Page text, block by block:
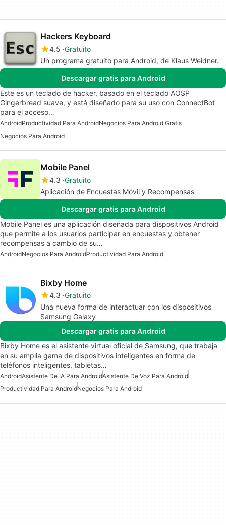
Hackers Keyboard
4.5 Gratuito
Un programa gratuito para Android, de Klaus Weidner.
Descargar gratis para Android
Este es un teclado de hacker, basado en el teclado AOSP
Gingerbread suave, y está diseñado para su uso con ConnectBot
para el acceso…
AndroidProductividad Para AndroidNegocios Para Android Gratis
Negocios Para Android
Mobile Panel
4.3 Gratuito
Aplicación de Encuestas Móvil y Recompensas
Descargar gratis para Android
Mobile Panel es una aplicación diseñada para dispositivos Android
que permite a los usuarios participar en encuestas y obtener
recompensas a cambio de su…
AndroidNegocios Para AndroidProductividad Para Android
Bixby Home
4.3 Gratuito
Una nueva forma de interactuar con los dispositivos
Samsung Galaxy
Descargar gratis para Android
Bixby Home es el asistente virtual oficial de Samsung, que trabaja
en su amplia gama de dispositivos inteligentes en forma de
teléfonos inteligentes, tabletas…
AndroidAsistente De IA Para AndroidAsistente De Voz Para Android
Productividad Para AndroidNegocios Para Android